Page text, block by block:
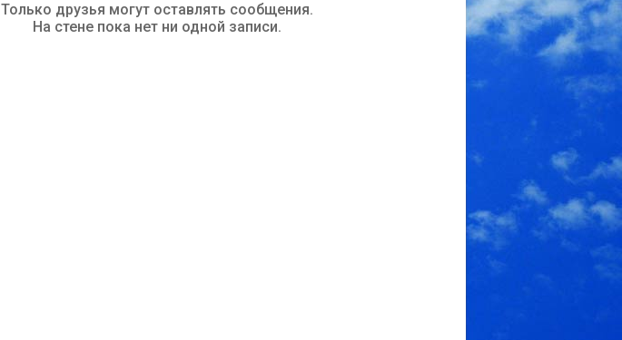
Только друзья могут оставлять сообщения.
На стене пока нет ни одной записи.